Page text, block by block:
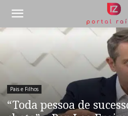
Pais e Filhos
“Toda pessoa de